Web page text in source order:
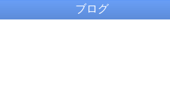
ブログ